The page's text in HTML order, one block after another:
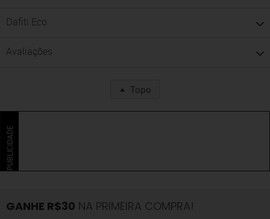
Dafiti Eco
Avaliações
Topo
PUBLICIDADE
GANHE R$30 NA PRIMEIRA COMPRA!